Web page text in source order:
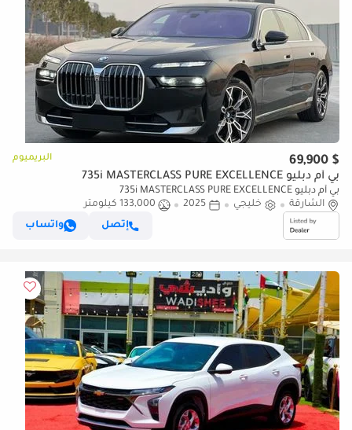
$ 69,900 البريميوم
بي أم دبليو 735i MASTERCLASS PURE EXCELLENCE
بي أم دبليو 735i MASTERCLASS PURE EXCELLENCE
الشارقة
خليجي 2025
133,000 كيلومتر
إتصل
واتساب